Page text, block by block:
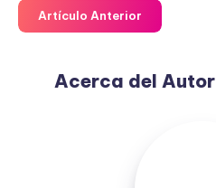
Artículo Anterior
Acerca del Autor